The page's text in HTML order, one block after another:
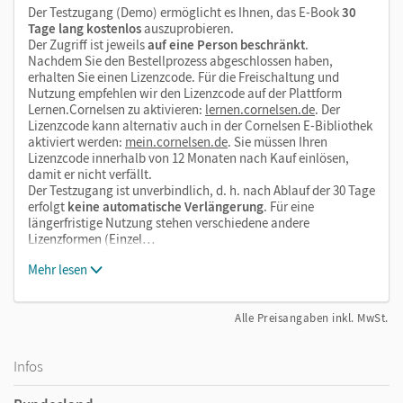
Der Testzugang (Demo) ermöglicht es Ihnen, das E-Book30
Tage lang kostenlosauszuprobieren.
Der Zugriff ist jeweilsauf eine Person beschränkt.
Nachdem Sie den Bestellprozess abgeschlossen haben,
erhalten Sie einen Lizenzcode. Für die Freischaltung und
Nutzung empfehlen wir den Lizenzcode auf der Plattform
Lernen.Cornelsen zu aktivieren: lernen.cornelsen.de. Der
Lizenzcode kann alternativ auch in der Cornelsen E-Bibliothek
aktiviert werden: mein.cornelsen.de. Sie müssen Ihren
Lizenzcode innerhalb von 12 Monaten nach Kauf einlösen,
damit er nicht verfällt.
Der Testzugang ist unverbindlich, d. h. nach Ablauf der 30 Tage
erfolgt keine automatische Verlängerung. Für eine
längerfristige Nutzung stehen verschiedene andere
Lizenzformen (Einzel…
Mehr lesen
Alle Preisangaben inkl. MwSt.
Infos